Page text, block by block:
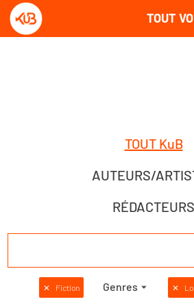
TOUT
TOUT KuB
AUTEURS/
RÉDACTEURS
✕ Fiction Genres ✕